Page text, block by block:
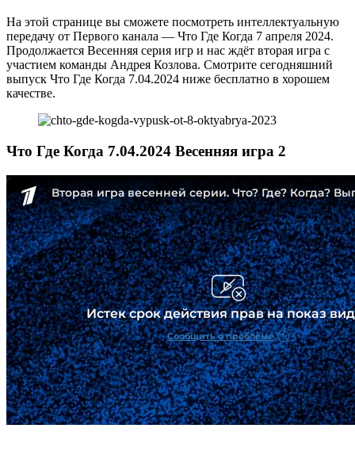
На этой странице вы сможете посмотреть интеллектуальную
передачу от Первого канала — Что Где Когда 7 апреля 2024.
Продолжается Весенняя серия игр и нас ждёт вторая игра с
участием команды Андрея Козлова. Смотрите сегодняшний
выпуск Что Где Когда 7.04.2024 ниже бесплатно в хорошем
качестве.
Что Где Когда 7.04.2024 Весенняя игра 2